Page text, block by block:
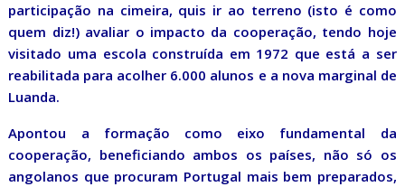
participação na cimeira, quis ir ao terreno (isto é como
quem diz!) avaliar o impacto da cooperação, tendo hoje
visitado uma escola construída em 1972 que está a ser
reabilitada para acolher 6.000 alunos e a nova marginal de
Luanda.
Apontou a formação como eixo fundamental da
cooperação, beneficiando ambos os países, não só os
angolanos que procuram Portugal mais bem preparados,